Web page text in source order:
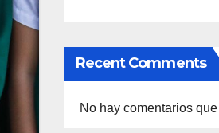
Recent Comments
No hay comentarios que